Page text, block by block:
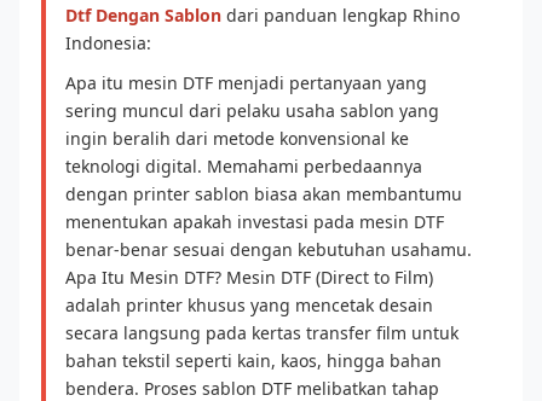
Dtf Dengan Sablon dari panduan lengkap Rhino
Indonesia:
Apa itu mesin DTF menjadi pertanyaan yang
sering muncul dari pelaku usaha sablon yang
ingin beralih dari metode konvensional ke
teknologi digital. Memahami perbedaannya
dengan printer sablon biasa akan membantumu
menentukan apakah investasi pada mesin DTF
benar-benar sesuai dengan kebutuhan usahamu.
Apa Itu Mesin DTF? Mesin DTF (Direct to Film)
adalah printer khusus yang mencetak desain
secara langsung pada kertas transfer film untuk
bahan tekstil seperti kain, kaos, hingga bahan
bendera. Proses sablon DTF melibatkan tahap